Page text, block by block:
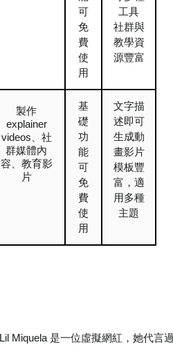
可
免
費
使
用
工具
社群與
教學資
源豐富
製作
explainer
videos、社
群媒體內
容、教育影
片
基
礎
功
能
可
免
費
使
用
文字描
述即可
生成動
畫影片
模板豐
富，適
用多種
主題
Lil Miquela 是一位虛擬網紅，她代言